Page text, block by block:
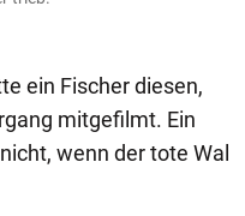
ein Fischer diesen,
mitgefilmt. Ein
wenn der tote Wal